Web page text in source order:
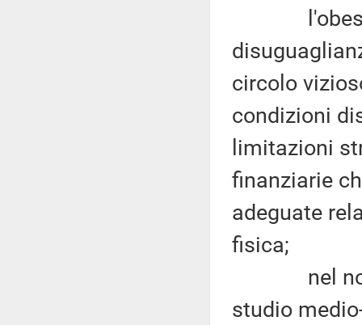
l'obesità
circolo
condizioni
limitazioni
finanziarie
adeguate
fisica;
nel
studio